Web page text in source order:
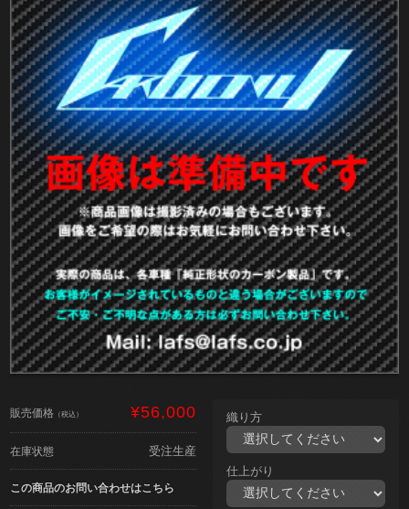
販売価格 （税込） ¥56,000
在庫状態 受注生産
この商品のお問い合わせはこちら
織り方
仕上がり